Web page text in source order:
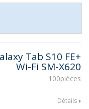
Tab S10 FE+
Wi-Fi SM-X620
100pièces
Détails